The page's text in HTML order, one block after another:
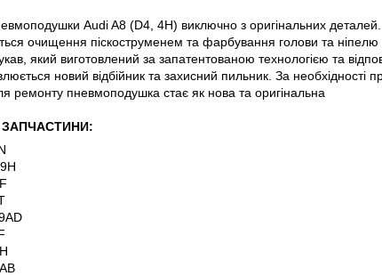
Audi A8 (D4, 4H) виключно з оригінальних
очищення піскоструменем та фарбування голови та
який виготовлений за запатентованою технологією та
новий відбійник та захисний пильник. За необхідності
ремонту пневмоподушка стає як нова та оригінальна
ЗАПЧАСТИНИ: